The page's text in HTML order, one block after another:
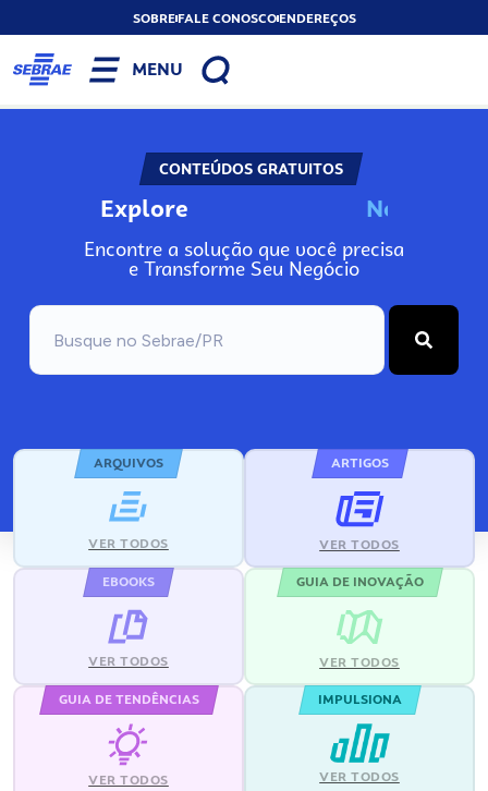
SOBREFALE CONOSCOENDEREÇOS
MENU
CONTEÚDOS GRATUITOS
Explore No
Encontre a solução que você precisa
e Transforme Seu Negócio
ARQUIVOS
VER TODOS
ARTIGOS
VER TODOS
EBOOKS
VER TODOS
GUIA DE INOVAÇÃO
VER TODOS
GUIA DE TENDÊNCIAS
VER TODOS
IMPULSIONA
VER TODOS